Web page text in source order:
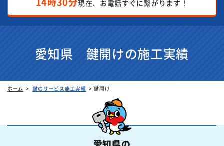
現在、お電話すぐに繋がります！
愛知県 鍵開けの施工実績
ホーム 鍵のサービス施工実績 鍵開け